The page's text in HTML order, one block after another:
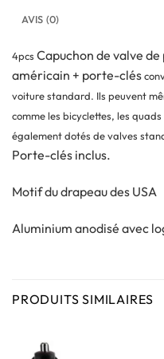
AVIS (0)
4pcs Capuchon de valve
américain + porte-clés
voiture standard. Ils peuvent
comme les bicyclettes, les
également dotés de valves
Porte-clés inclus.
Motif du drapeau des USA
Aluminium anodisé avec
PRODUITS SIMILAIRES